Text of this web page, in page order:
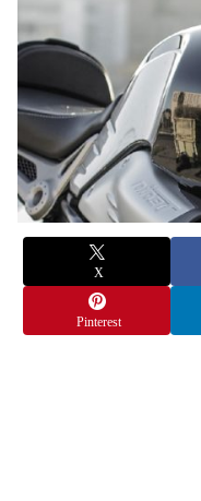
X
Pinterest